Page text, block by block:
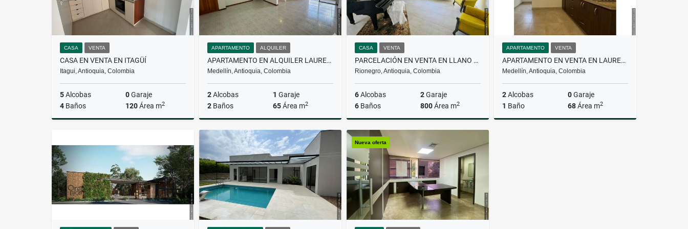
CASA VENTA
CASA EN VENTA EN ITAGÜÍ
Itagui, Antioquia, Colombia
5Alcobas 0Garaje
4 Baños 120Área m2
$550.000.000
APARTAMENTO ALQUILER
APARTAMENTO EN ALQUILER LAURELES
Medellín, Antioquia, Colombia
2Alcobas 1 Garaje
2 Baños 65Área m2
Alquiler
$3.500.000
CASA VENTA
PARCELACIÓN EN VENTA EN LLANO GRANDE
Rionegro, Antioquia, Colombia
6Alcobas 2Garaje
6 Baños 800Área m2
$4.500.000.000
APARTAMENTO VENTA
APARTAMENTO EN VENTA EN LAURELES
Medellín, Antioquia, Colombia
2Alcobas 0Garaje
1 Baño 68Área m2
Nueva oferta